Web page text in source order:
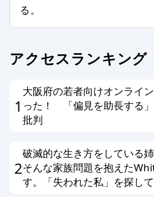
した場合
編集方針に同意する方
さい。
る。
アクセスランキング
1
大阪府の若者向けオンライ
った！ 「偏見を助長する
批判
2
破滅的な生き方をしている
そんな家族問題を抱えた
す。「失われた私」を探して